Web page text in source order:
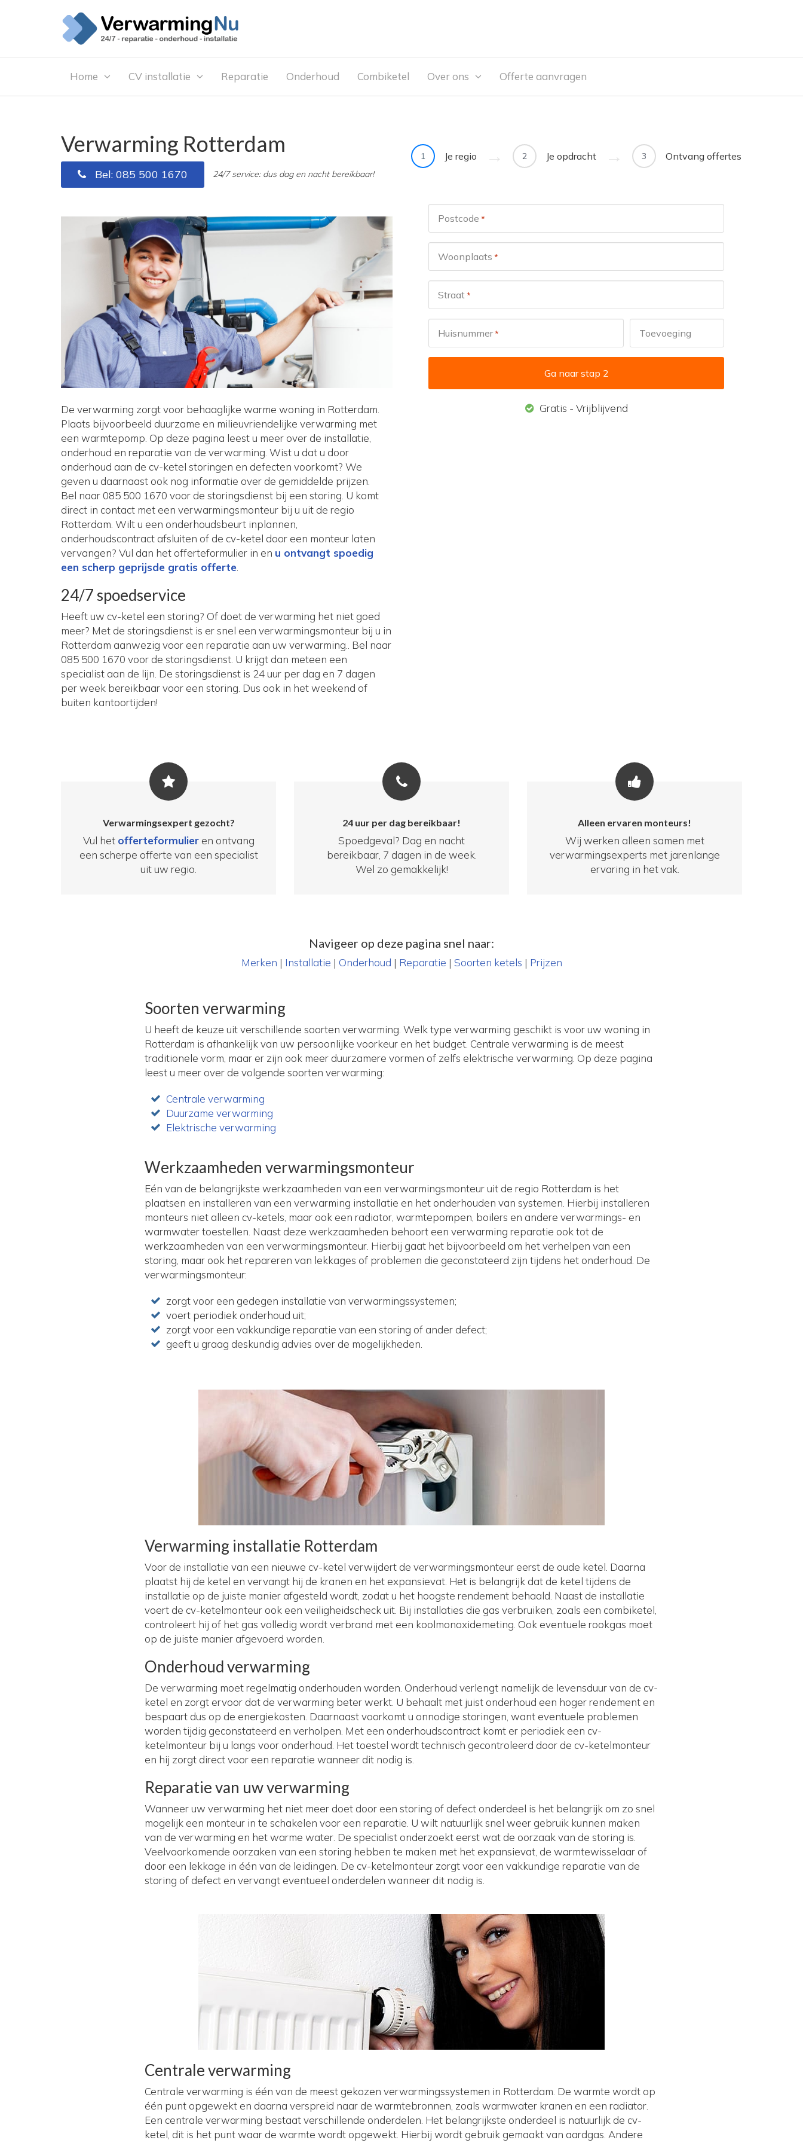
Home CV installatie Reparatie Onderhoud Combiketel Over ons Offerte aanvragen
Verwarming Rotterdam
Bel: 085 500 1670 24/7 service: dus dag en nacht bereikbaar!
De verwarming zorgt voor behaaglijke warme woning in Rotterdam.
Plaats bijvoorbeeld duurzame en milieuvriendelijke verwarming met
een warmtepomp. Op deze pagina leest u meer over de installatie,
onderhoud en reparatie van de verwarming. Wist u dat u door
onderhoud aan de cv-ketel storingen en defecten voorkomt? We
geven u daarnaast ook nog informatie over de gemiddelde prijzen.
Bel naar 085 500 1670 voor de storingsdienst bij een storing. U komt
direct in contact met een verwarmingsmonteur bij u uit de regio
Rotterdam. Wilt u een onderhoudsbeurt inplannen,
onderhoudscontract afsluiten of de cv-ketel door een monteur laten
vervangen? Vul dan het offerteformulier in en u ontvangt spoedig
een scherp geprijsde gratis offerte
24/7 spoedservice
Heeft uw cv-ketel een storing? Of doet de verwarming het niet goed
meer? Met de storingsdienst is er snel een verwarmingsmonteur bij u in
Rotterdam aanwezig voor een reparatie aan uw verwarming.. Bel naar
085 500 1670 voor de storingsdienst. U krijgt dan meteen een
specialist aan de lijn. De storingsdienst is 24 uur per dag en 7 dagen
per week bereikbaar voor een storing. Dus ook in het weekend of
buiten kantoortijden!
1 Je regio 2 Je opdracht 3 Ontvang offertes
Postcode *
Woonplaats *
Straat *
Huisnummer * Toevoeging
Gratis - Vrijblijvend
Verwarmingsexpert gezocht?
Vul het offerteformulieren ontvang
een scherpe offerte van een specialist
uit uw regio.
24 uur per dag bereikbaar!
Spoedgeval? Dag en nacht
bereikbaar, 7 dagen in de week.
Wel zo gemakkelijk!
Alleen ervaren monteurs!
Wij werken alleen samen met
verwarmingsexperts met jarenlange
ervaring in het vak.
Navigeer op deze pagina snel naar:
Merken | Installatie | Onderhoud | Reparatie | Soorten ketels | Prijzen
Soorten verwarming
U heeft de keuze uit verschillende soorten verwarming. Welk type verwarming geschikt is voor uw woning in
Rotterdam is afhankelijk van uw persoonlijke voorkeur en het budget. Centrale verwarming is de meest
traditionele vorm, maar er zijn ook meer duurzamere vormen of zelfs elektrische verwarming. Op deze pagina
leest u meer over de volgende soorten verwarming:
Centrale verwarming
Duurzame verwarming
Elektrische verwarming
Werkzaamheden verwarmingsmonteur
Eén van de belangrijkste werkzaamheden van een verwarmingsmonteur uit de regio Rotterdam is het
plaatsen en installeren van een verwarming installatie en het onderhouden van systemen. Hierbij installeren
monteurs niet alleen cv-ketels, maar ook een radiator, warmtepompen, boilers en andere verwarmings- en
warmwater toestellen. Naast deze werkzaamheden behoort een verwarming reparatie ook tot de
werkzaamheden van een verwarmingsmonteur. Hierbij gaat het bijvoorbeeld om het verhelpen van een
storing, maar ook het repareren van lekkages of problemen die geconstateerd zijn tijdens het onderhoud. De
verwarmingsmonteur:
zorgt voor een gedegen installatie van verwarmingssystemen;
voert periodiek onderhoud uit;
zorgt voor een vakkundige reparatie van een storing of ander defect;
geeft u graag deskundig advies over de mogelijkheden.
Verwarming installatie Rotterdam
Voor de installatie van een nieuwe cv-ketel verwijdert de verwarmingsmonteur eerst de oude ketel. Daarna
plaatst hij de ketel en vervangt hij de kranen en het expansievat. Het is belangrijk dat de ketel tijdens de
installatie op de juiste manier afgesteld wordt, zodat u het hoogste rendement behaald. Naast de installatie
voert de cv-ketelmonteur ook een veiligheidscheck uit. Bij installaties die gas verbruiken, zoals een combiketel,
controleert hij of het gas volledig wordt verbrand met een koolmonoxidemeting. Ook eventuele rookgas moet
op de juiste manier afgevoerd worden.
Onderhoud verwarming
De verwarming moet regelmatig onderhouden worden. Onderhoud verlengt namelijk de levensduur van de cv-
ketel en zorgt ervoor dat de verwarming beter werkt. U behaalt met juist onderhoud een hoger rendement en
bespaart dus op de energiekosten. Daarnaast voorkomt u onnodige storingen, want eventuele problemen
worden tijdig geconstateerd en verholpen. Met een onderhoudscontract komt er periodiek een cv-
ketelmonteur bij u langs voor onderhoud. Het toestel wordt technisch gecontroleerd door de cv-ketelmonteur
en hij zorgt direct voor een reparatie wanneer dit nodig is.
Reparatie van uw verwarming
Wanneer uw verwarming het niet meer doet door een storing of defect onderdeel is het belangrijk om zo snel
mogelijk een monteur in te schakelen voor een reparatie. U wilt natuurlijk snel weer gebruik kunnen maken
van de verwarming en het warme water. De specialist onderzoekt eerst wat de oorzaak van de storing is.
Veelvoorkomende oorzaken van een storing hebben te maken met het expansievat, de warmtewisselaar of
door een lekkage in één van de leidingen. De cv-ketelmonteur zorgt voor een vakkundige reparatie van de
storing of defect en vervangt eventueel onderdelen wanneer dit nodig is.
Centrale verwarming
Centrale verwarming is één van de meest gekozen verwarmingssystemen in Rotterdam. De warmte wordt op
één punt opgewekt en daarna verspreid naar de warmtebronnen, zoals warmwater kranen en een radiator.
Een centrale verwarming bestaat verschillende onderdelen. Het belangrijkste onderdeel is natuurlijk de cv-
ketel, dit is het punt waar de warmte wordt opgewekt. Hierbij wordt gebruik gemaakt van aardgas. Andere